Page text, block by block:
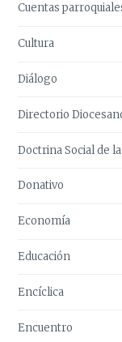
Cuentas
Cultura
Diálogo
Directorio
Doctrina Social de
Donativo
Economía
Educación
Encíclica
Encuentro